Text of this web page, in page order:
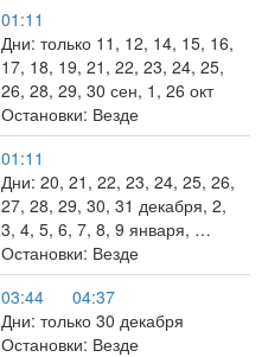
01:11
Дни: только 11, 12, 14, 15, 16,
17, 18, 19, 21, 22, 23, 24, 25,
26, 28, 29, 30 сен, 1, 26 окт
Остановки: Везде
01:11
Дни: 20, 21, 22, 23, 24, 25, 26,
27, 28, 29, 30, 31 декабря, 2,
3, 4, 5, 6, 7, 8, 9 января, …
Остановки: Везде
03:44
04:37
Дни: только 30 декабря
Остановки: Везде